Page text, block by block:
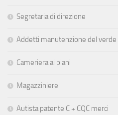
Segretaria di direzione
Addetti manutenzione del verde
Cameriera ai piani
Magazziniere
Autista patente C + CQC merci